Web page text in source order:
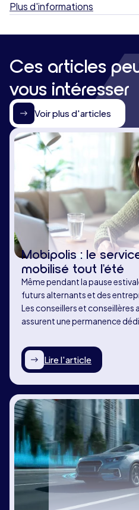
Plus d'informations
Ces articles
vous intéresser
Voir plus d'articles
Mobipolis : le
mobilisé tout l'été
Même pendant la pause
futurs alternants et des
Les conseillers et conseillères
assurent une permanence
Lire l'article